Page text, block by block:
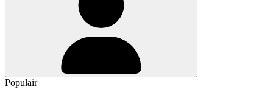
Populair